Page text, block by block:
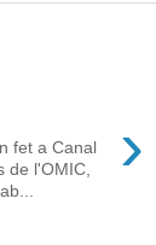
›
fet a Canal
de l'OMIC,